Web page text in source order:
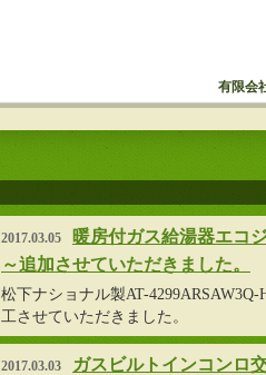
有限会
2017.03.05
暖房付ガス給湯器エコ
～追加させていただきました。
松下ナショナル製AT-
工させていただきました。
2017.03.03
ガスビルトインコンロ